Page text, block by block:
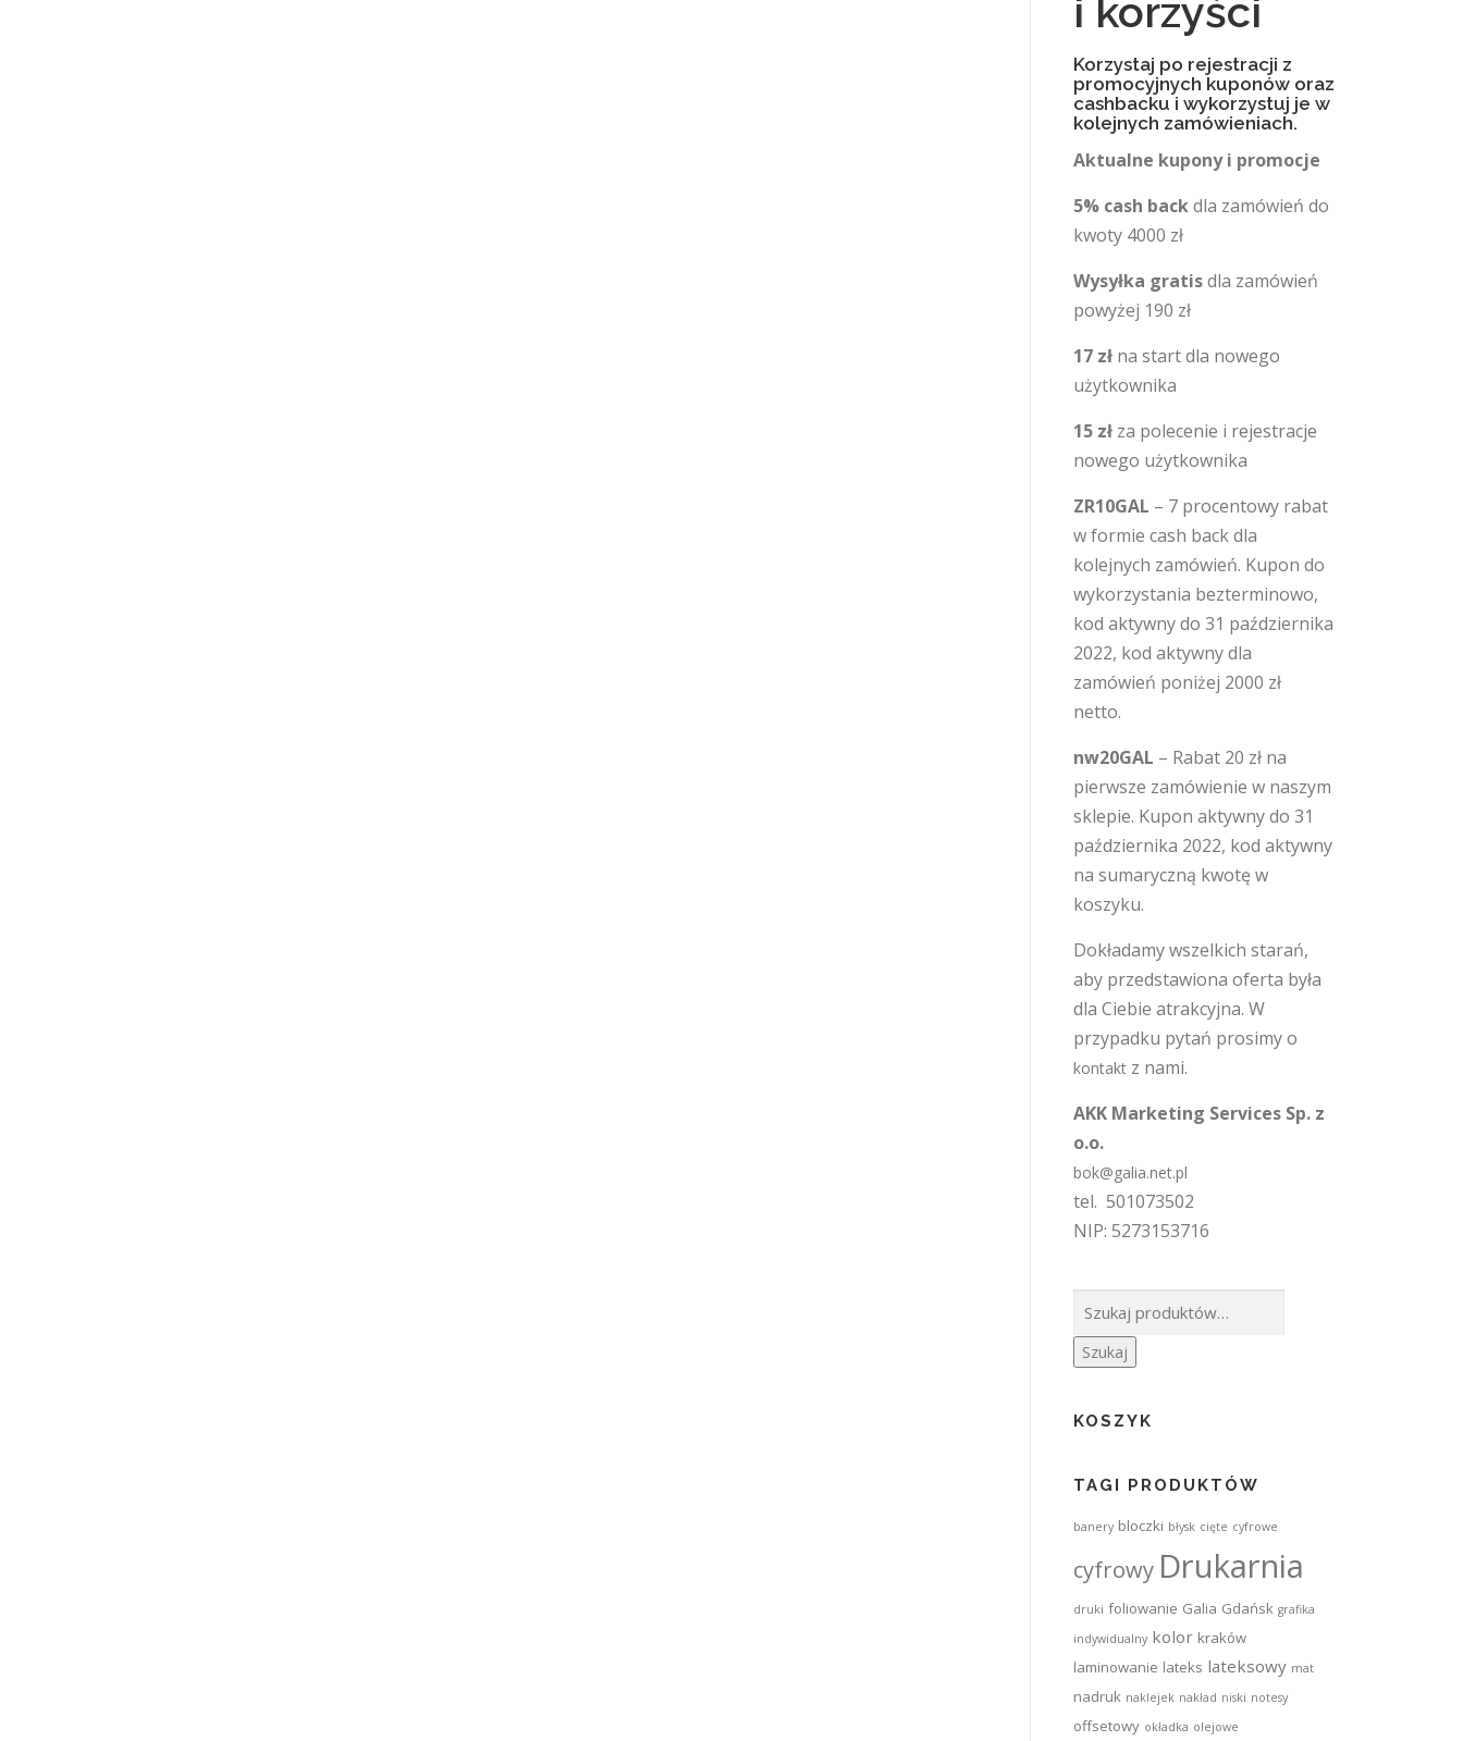
i korzyści
Korzystaj po rejestracji z
promocyjnych kuponów oraz
cashbacku i wykorzystuj je w
kolejnych zamówieniach.
Aktualne kupony i promocje
5% cash backdla zamówień do
kwoty 4000 zł
Wysyłka gratisdla zamówień
powyżej 190 zł
17 zł na start dla nowego
użytkownika
15 zł za polecenie i rejestracje
nowego użytkownika
ZR10GAL – 7 procentowy rabat
w formie cash back dla
kolejnych zamówień. Kupon do
wykorzystania bezterminowo,
kod aktywny do 31 października
2022, kod aktywny dla
zamówień poniżej 2000 zł
netto.
nw20GAL – Rabat 20 zł na
pierwsze zamówienie w naszym
sklepie. Kupon aktywny do 31
października 2022, kod aktywny
na sumaryczną kwotę w
koszyku.
Dokładamy wszelkich starań,
aby przedstawiona oferta była
dla Ciebie atrakcyjna. W
przypadku pytań prosimy o
kontakt z nami.
AKK Marketing Services Sp. z
o.o.
bok@galia.net.pl
tel. 501073502
NIP: 5273153716
Szukaj:
Szukaj
KOSZYK
TAGI PRODUKTÓW
banery bloczki błysk cięte cyfrowe
cyfrowy Drukarnia
druki foliowanie Galia Gdańsk grafika
indywidualny kolor kraków
laminowanie lateks lateksowy mat
nadruk naklejek nakład niski notesy
offsetowy okładka olejowe